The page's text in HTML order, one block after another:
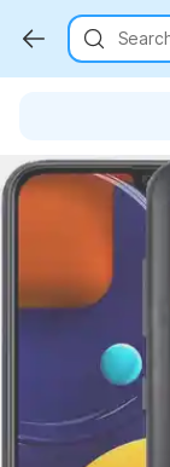
Key Highlights